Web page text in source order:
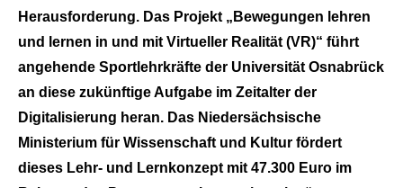
Herausforderung. Das Projekt „Bewegungen lehren
und lernen in und mit Virtueller Realität (VR)“ führt
angehende Sportlehrkräfte der Universität Osnabrück
an diese zukünftige Aufgabe im Zeitalter der
Digitalisierung heran. Das Niedersächsische
Ministerium für Wissenschaft und Kultur fördert
dieses Lehr- und Lernkonzept mit 47.300 Euro im